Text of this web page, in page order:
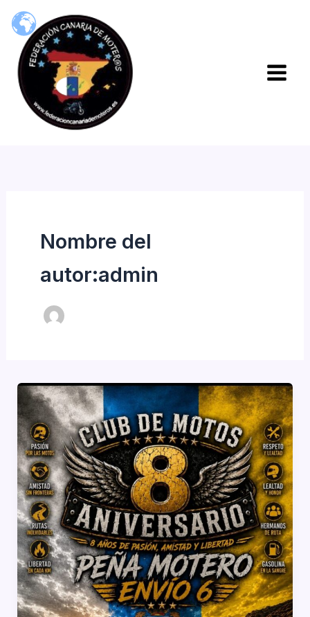
contenido
Nombre del
autor:admin